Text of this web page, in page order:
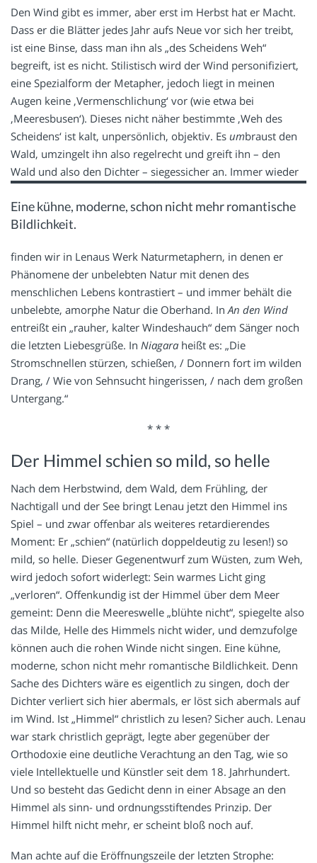
Den Wind gibt es immer, aber erst im Herbst hat er Macht.
Dass er die Blätter jedes Jahr aufs Neue vor sich her treibt,
ist eine Binse, dass man ihn als „des Scheidens Weh“
begreift, ist es nicht. Stilistisch wird der Wind personifiziert,
eine Spezialform der Metapher, jedoch liegt in meinen
Augen keine ‚Vermenschlichung‘ vor (wie etwa bei
‚Meeresbusen‘). Dieses nicht näher bestimmte ‚Weh des
Scheidens‘ ist kalt, unpersönlich, objektiv. Es umbraust den
Wald, umzingelt ihn also regelrecht und greift ihn – den
Wald und also den Dichter – siegessicher an.
Eine kühne, moderne, schon nicht mehr romantische
Bildlichkeit.
Immer wieder
finden wir in Lenaus Werk Naturmetaphern, in denen er
Phänomene der unbelebten Natur mit denen des
menschlichen Lebens kontrastiert – und immer behält die
unbelebte, amorphe Natur die Oberhand. InAn den Wind
entreißt ein „rauher, kalter Windeshauch“ dem Sänger noch
die letzten Liebesgrüße. In Niagara heißt es: „Die
Stromschnellen stürzen, schießen, / Donnern fort im wilden
Drang, / Wie von Sehnsucht hingerissen, / nach dem großen
Untergang.“
* * *
Der Himmel schien so mild, so helle
Nach dem Herbstwind, dem Wald, dem Frühling, der
Nachtigall und der See bringt Lenau jetzt den Himmel ins
Spiel – und zwar offenbar als weiteres retardierendes
Moment: Er „schien“ (natürlich doppeldeutig zu lesen!) so
mild, so helle. Dieser Gegenentwurf zum Wüsten, zum Weh,
wird jedoch sofort widerlegt: Sein warmes Licht ging
„verloren“. Offenkundig ist der Himmel über dem Meer
gemeint: Denn die Meereswelle „blühte nicht“, spiegelte also
das Milde, Helle des Himmels nicht wider, und demzufolge
können auch die rohen Winde nicht singen. Eine kühne,
moderne, schon nicht mehr romantische Bildlichkeit. Denn
Sache des Dichters wäre es eigentlich zu singen, doch der
Dichter verliert sich hier abermals, er löst sich abermals auf
im Wind. Ist „Himmel“ christlich zu lesen? Sicher auch. Lenau
war stark christlich geprägt, legte aber gegenüber der
Orthodoxie eine deutliche Verachtung an den Tag, wie so
viele Intellektuelle und Künstler seit dem 18. Jahrhundert.
Und so besteht das Gedicht denn in einer Absage an den
Himmel als sinn- und ordnungsstiftendes Prinzip. Der
Himmel hilft nicht mehr, er scheint bloß noch auf.
Man achte auf die Eröffnungszeile der letzten Strophe: